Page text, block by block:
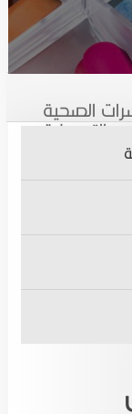
الصحية
والتجميلية